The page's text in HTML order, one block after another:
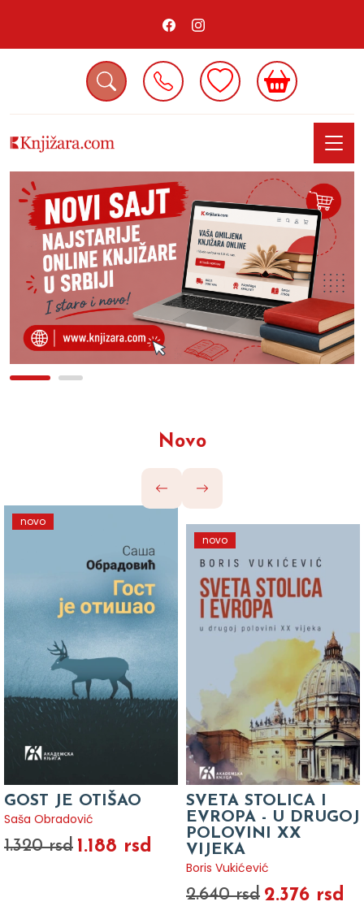
Novo
novo
GOST JE OTIŠAO
Saša Obradović
1.320 rsd 1.188 rsd
novo
SVETA STOLICA I
EVROPA - U DRUGOJ
POLOVINI XX
VIJEKA
Boris Vukićević
2.640 rsd 2.376 rsd